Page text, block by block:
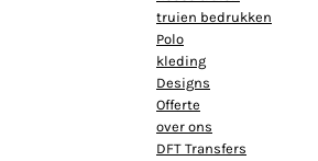
truien bedrukken
Polo
kleding
Designs
Offerte
over ons
DFT Transfers